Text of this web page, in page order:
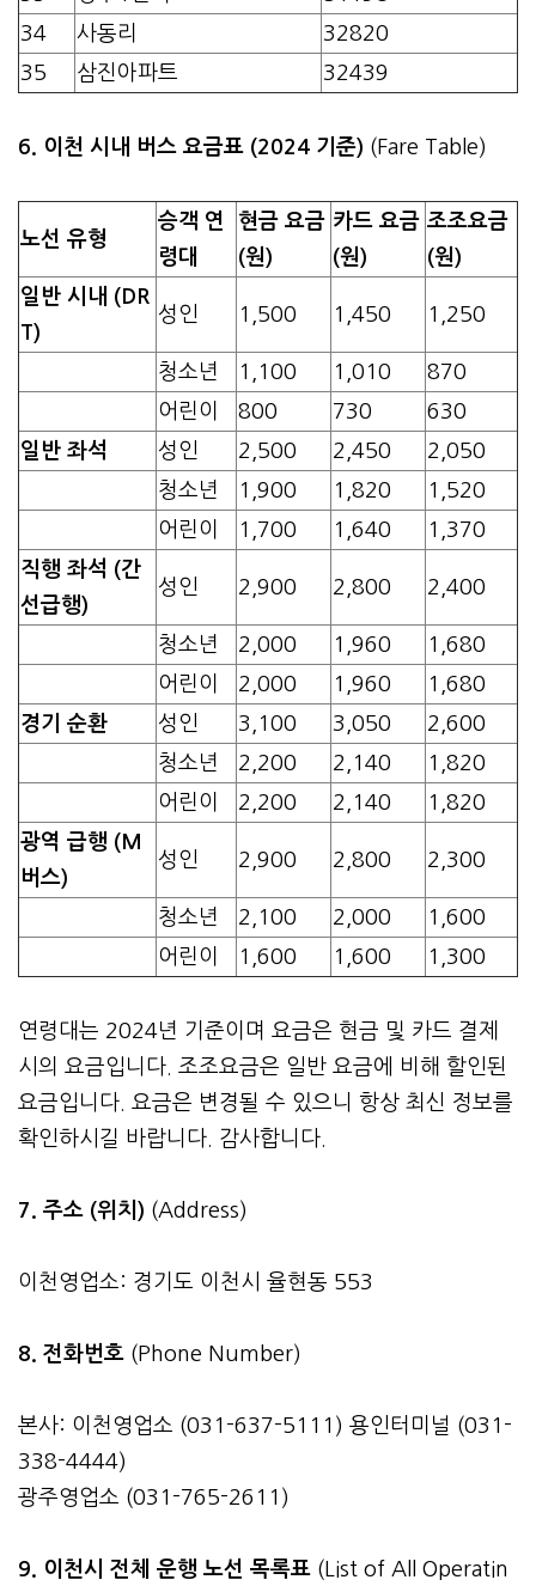
34
사동리
32820
35
삼진아파트 32439
6. 이천 시내 버스 요금표 (2024 기준) (Fare Table)
노선 유형
승객 연
령대
현금 요금
(원)
카드 요금
(원)
조조요금
(원)
일반 시내 (DR
T)
성인 1,500 1,450 1,250
청소년 1,100 1,010
870
어린이
800 730
630
일반 좌석
성인 2,500 2,450
2,050
청소년
1,900 1,820
1,520
어린이
1,700 1,640
1,370
직행 좌석 (간
선급행)
성인 2,900 2,800 2,400
청소년 2,000 1,960
1,680
어린이
2,000 1,960
1,680
경기 순환
성인 3,100 3,050
2,600
청소년
2,200 2,140
1,820
어린이
2,200 2,140
1,820
광역 급행 (M
버스)
성인 2,900 2,800 2,300
청소년 2,100 2,000
1,600
어린이
1,600 1,600 1,300
연령대는 2024년 기준이며 요금은 현금 및 카드 결제
시의 요금입니다. 조조요금은 일반 요금에 비해 할인된
요금입니다. 요금은 변경될 수 있으니 항상 최신 정보를
확인하시길 바랍니다. 감사합니다.
7. 주소 (위치) (Address)
이천영업소: 경기도 이천시 율현동 553
8. 전화번호 (Phone Number)
본사: 이천영업소 (031-637-5111) 용인터미널 (031-
338-4444)
광주영업소 (031-765-2611)
9. 이천시 전체 운행 노선 목록표 (List of All Operatin